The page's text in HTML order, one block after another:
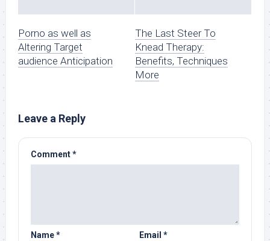
Porno as well as
Altering Target
audience Anticipation
The Last Steer To
Knead Therapy:
Benefits, Techniques
More
Leave a Reply
Comment*
Name* Email *